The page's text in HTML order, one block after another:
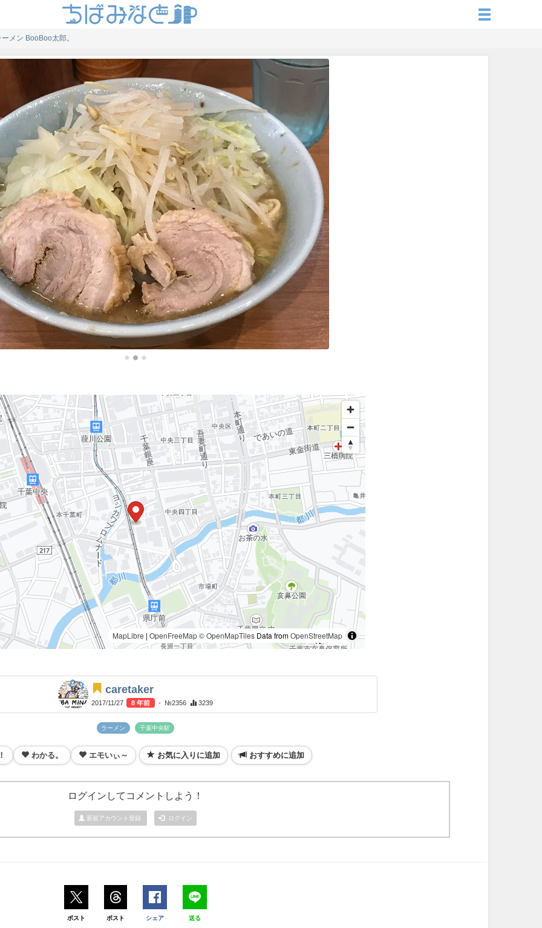
ーメン BooBoo太郎。
MapLibre | OpenFreeMap© OpenMapTiles Data fromOpenStreetMap
caretaker
2017/11/27 8 年前 - №2356 3239
ラーメン 千葉中央駅
わかる。 エモいぃ～ お気に入りに追加 おすすめに追加
ログインしてコメントしよう！
新規アカウント登録 ログイン
ポスト ポスト シェア 送る